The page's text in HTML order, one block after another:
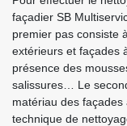
façadier SB
premier pas consiste
extérieurs et façades
présence des
salissures… Le
matériau des
technique de